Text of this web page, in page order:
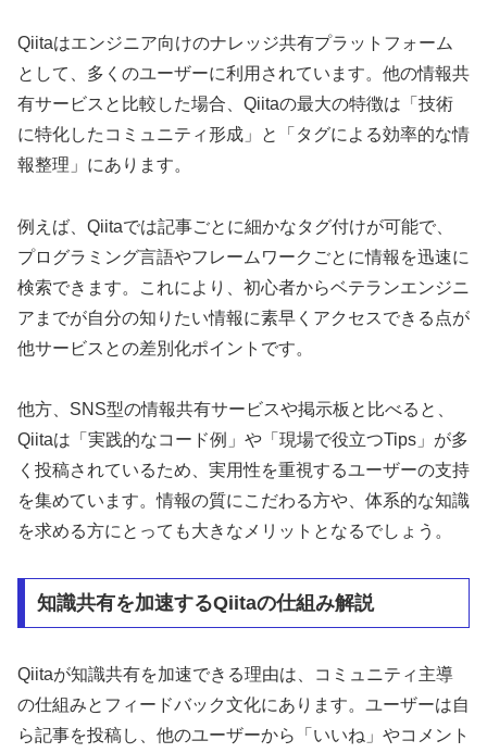
Qiitaはエンジニア向けのナレッジ共有プラットフォーム
として、多くのユーザーに利用されています。他の情報共
有サービスと比較した場合、Qiitaの最大の特徴は「技術
に特化したコミュニティ形成」と「タグによる効率的な情
報整理」にあります。
例えば、Qiitaでは記事ごとに細かなタグ付けが可能で、
プログラミング言語やフレームワークごとに情報を迅速に
検索できます。これにより、初心者からベテランエンジニ
アまでが自分の知りたい情報に素早くアクセスできる点が
他サービスとの差別化ポイントです。
他方、SNS型の情報共有サービスや掲示板と比べると、
Qiitaは「実践的なコード例」や「現場で役立つTips」が多
く投稿されているため、実用性を重視するユーザーの支持
を集めています。情報の質にこだわる方や、体系的な知識
を求める方にとっても大きなメリットとなるでしょう。
知識共有を加速するQiitaの仕組み解説
Qiitaが知識共有を加速できる理由は、コミュニティ主導
の仕組みとフィードバック文化にあります。ユーザーは自
ら記事を投稿し、他のユーザーから「いいね」やコメント